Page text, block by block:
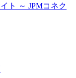
ト ～ JPMコネク